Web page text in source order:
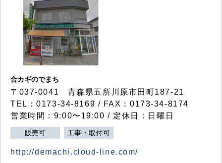
合カギのでまち
〒037-0041 青森県五所川原市田町187-21
TEL：0173-34-8169 / FAX：0173-34-8174
営業時間：9:00〜19:00 / 定休日：日曜日
販売可 工事・取付可
http://demachi.cloud-line.com/